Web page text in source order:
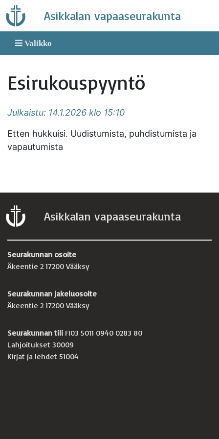
Skip
to
content
Asikkalan vapaaseurakunta
Valikko
Esirukouspyyntö
Julkaistu: 14.1.2026 klo 15:10
Etten hukkuisi. Uudistumista, puhdistumista ja
vapautumista
Asikkalan vapaaseurakunta
Seurakunnan osoite
Äkeentie 2 17200 Vääksy
Seurakunnan jakeluosoite
Äkeentie 2 17200 Vääksy
Seurakunnan tili FI03 5011 0940 0283 80
Lahjoitukset 30009
Kirjat ja lehdet 51004